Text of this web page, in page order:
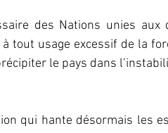
des Nations unies aux
tout usage excessif de la
le pays dans
qui hante désormais les